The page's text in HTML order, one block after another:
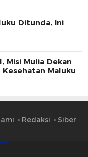
Ditunda, Ini
Misi Mulia Dekan
Maluku
Redaksi Siber